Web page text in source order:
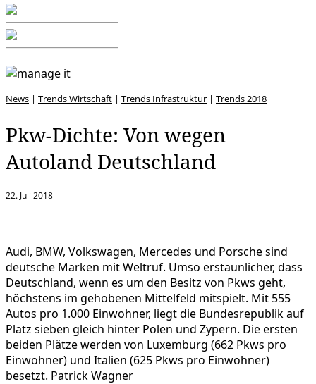
News | Trends Wirtschaft | Trends Infrastruktur | Trends 2018
Pkw-Dichte: Von wegen
Autoland Deutschland
22. Juli 2018
Audi, BMW, Volkswagen, Mercedes und Porsche sind
deutsche Marken mit Weltruf. Umso erstaunlicher, dass
Deutschland, wenn es um den Besitz von Pkws geht,
höchstens im gehobenen Mittelfeld mitspielt. Mit 555
Autos pro 1.000 Einwohner, liegt die Bundesrepublik auf
Platz sieben gleich hinter Polen und Zypern. Die ersten
beiden Plätze werden von Luxemburg (662 Pkws pro
Einwohner) und Italien (625 Pkws pro Einwohner)
besetzt. Patrick Wagner